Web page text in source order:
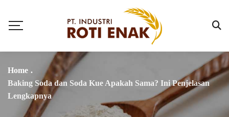
Home .
Baking Soda dan Soda Kue Apakah Sama? Ini Penjelasan
Lengkapnya